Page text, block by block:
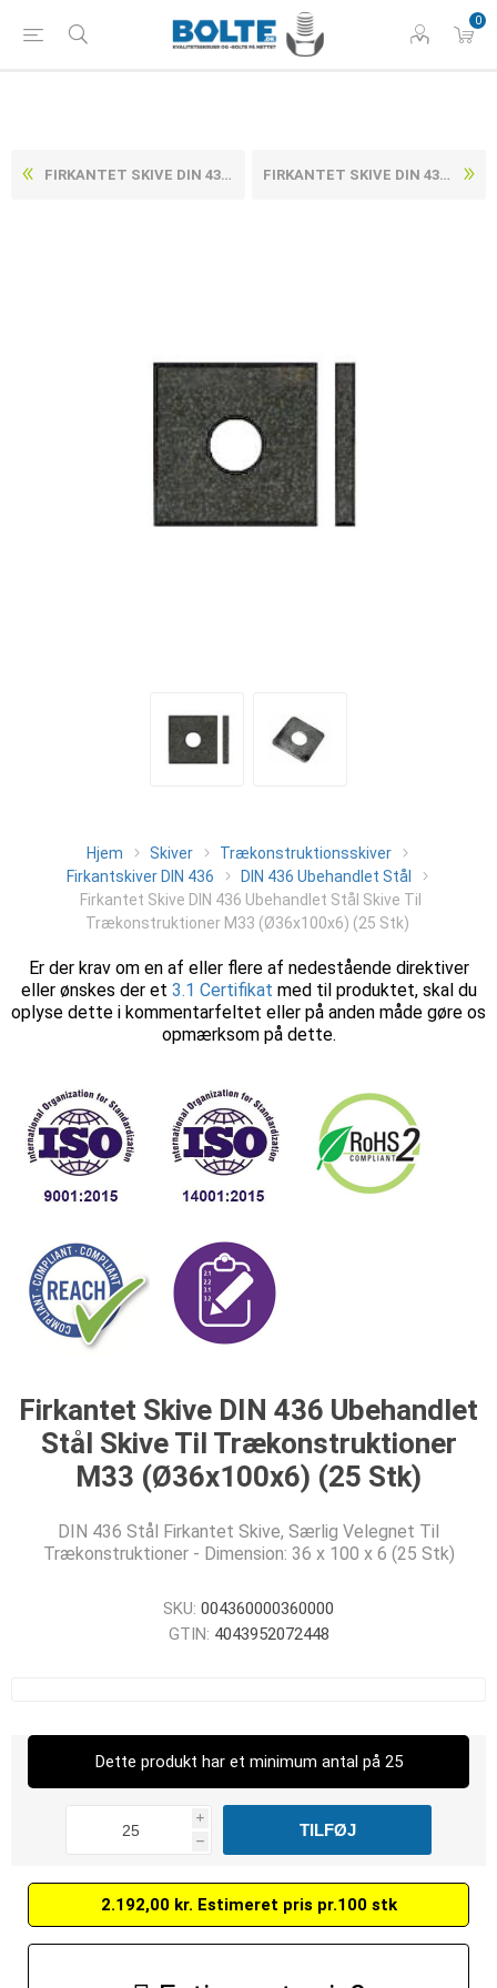
0
FIRKANTET SKIVE DIN 436 UBEHANDLET STÅL SKIVE TIL TRÆKONSTRUKTIONER M30 (Ø33X95X6) (25 STK) FIRKANTET SKIVE DIN 436 UBEHANDLET STÅL SKIVE TIL TRÆKONSTRUKTIONER M36 (Ø39X110X8) (25 STK)
Hjem Skiver
Trækonstruktionsskiver
Firkantskiver DIN 436
DIN 436 Ubehandlet Stål
Firkantet Skive DIN 436 Ubehandlet Stål Skive Til
Trækonstruktioner M33 (Ø36x100x6) (25 Stk)
Er der krav om en af eller flere af nedestående direktiver
eller ønskes der et 3.1 Certifikat med til produktet, skal du
oplyse dette i kommentarfeltet eller på anden måde gøre os
opmærksom på dette.
Firkantet Skive DIN 436 Ubehandlet
Stål Skive Til Trækonstruktioner
M33 (Ø36x100x6) (25 Stk)
DIN 436 Stål Firkantet Skive, Særlig Velegnet Til
Trækonstruktioner - Dimension: 36 x 100 x 6 (25 Stk)
SKU: 004360000360000
GTIN: 4043952072448
Dette produkt har et minimum antal på 25
i
h
2.192,00 kr. Estimeret pris pr.100 stk